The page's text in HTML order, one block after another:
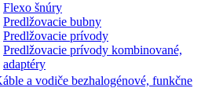
Flexo šnúry
Predlžovacie bubny
Predlžovacie prívody
Predlžovacie prívody kombinované,
adaptéry
a vodiče bezhalogénové, funkčne